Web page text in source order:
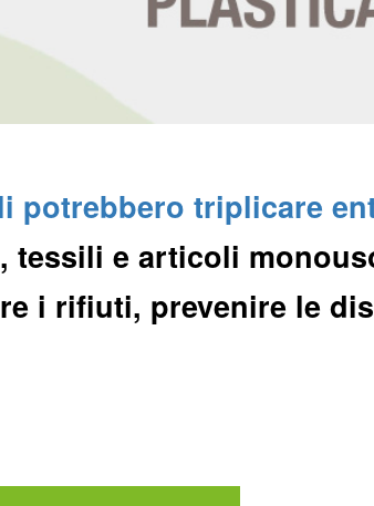
potrebbero triplicare
e articoli
i rifiuti, prevenire le